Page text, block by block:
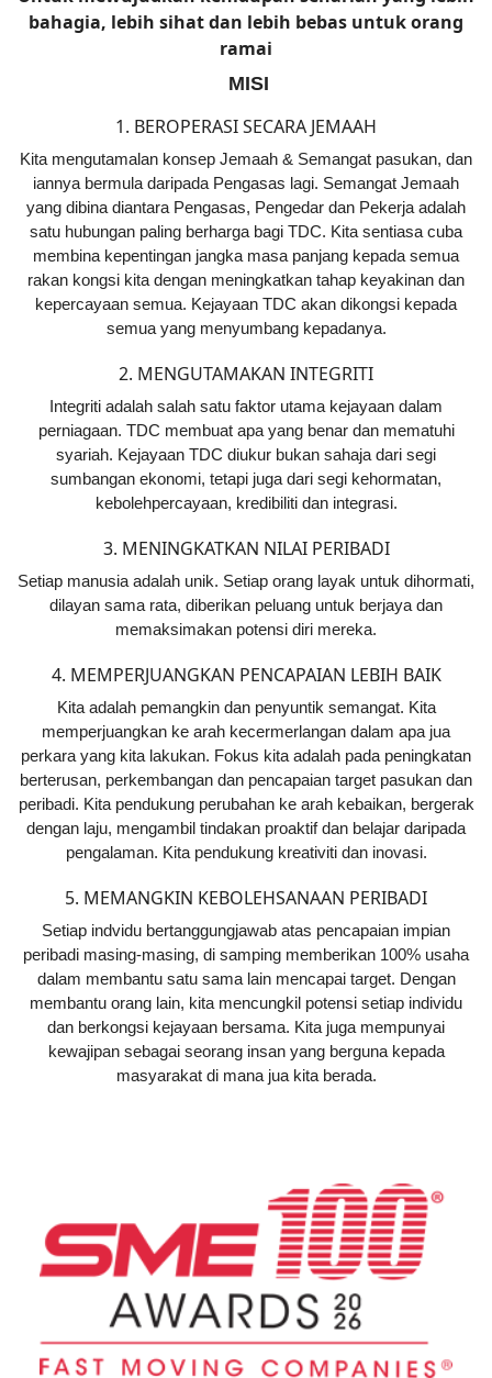
bahagia, lebih sihat dan lebih bebas untuk orang
ramai
MISI
1. BEROPERASI SECARA JEMAAH
Kita mengutamalan konsep Jemaah & Semangat pasukan, dan
iannya bermula daripada Pengasas lagi. Semangat Jemaah
yang dibina diantara Pengasas, Pengedar dan Pekerja adalah
satu hubungan paling berharga bagi TDC. Kita sentiasa cuba
membina kepentingan jangka masa panjang kepada semua
rakan kongsi kita dengan meningkatkan tahap keyakinan dan
kepercayaan semua. Kejayaan TDC akan dikongsi kepada
semua yang menyumbang kepadanya.
2. MENGUTAMAKAN INTEGRITI
Integriti adalah salah satu faktor utama kejayaan dalam
perniagaan. TDC membuat apa yang benar dan mematuhi
syariah. Kejayaan TDC diukur bukan sahaja dari segi
sumbangan ekonomi, tetapi juga dari segi kehormatan,
kebolehpercayaan, kredibiliti dan integrasi.
3. MENINGKATKAN NILAI PERIBADI
Setiap manusia adalah unik. Setiap orang layak untuk dihormati,
dilayan sama rata, diberikan peluang untuk berjaya dan
memaksimakan potensi diri mereka.
4. MEMPERJUANGKAN PENCAPAIAN LEBIH BAIK
Kita adalah pemangkin dan penyuntik semangat. Kita
memperjuangkan ke arah kecermerlangan dalam apa jua
perkara yang kita lakukan. Fokus kita adalah pada peningkatan
berterusan, perkembangan dan pencapaian target pasukan dan
peribadi. Kita pendukung perubahan ke arah kebaikan, bergerak
dengan laju, mengambil tindakan proaktif dan belajar daripada
pengalaman. Kita pendukung kreativiti dan inovasi.
5. MEMANGKIN KEBOLEHSANAAN PERIBADI
Setiap indvidu bertanggungjawab atas pencapaian impian
peribadi masing-masing, di samping memberikan 100% usaha
dalam membantu satu sama lain mencapai target. Dengan
membantu orang lain, kita mencungkil potensi setiap individu
dan berkongsi kejayaan bersama. Kita juga mempunyai
kewajipan sebagai seorang insan yang berguna kepada
masyarakat di mana jua kita berada.